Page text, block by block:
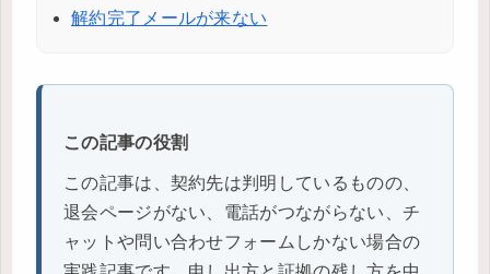
解約完了メールが来ない
この記事の役割
この記事は、契約先は判明しているものの、
退会ページがない、電話がつながらない、チ
ャットや問い合わせフォームしかない場合の